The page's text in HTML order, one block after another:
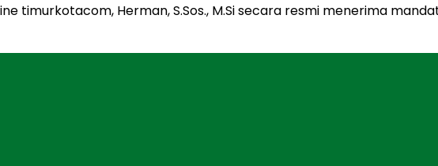
timurkotacom, Herman, S.Sos., M.Si secara resmi menerima